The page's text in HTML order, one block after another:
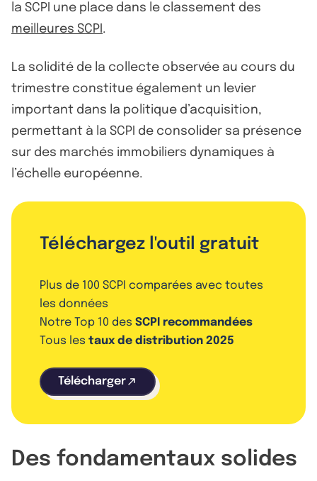
la SCPI une place dans le classement des
meilleures SCPI .
La solidité de la collecte observée au cours du
trimestre constitue également un levier
important dans la politique d’acquisition,
permettant à la SCPI de consolider sa présence
sur des marchés immobiliers dynamiques à
l’échelle européenne.
Téléchargez l'outil gratuit
Plus de 100 SCPI comparées avec toutes
les données
Notre Top 10 des SCPI recommandées
Tous les taux de distribution 2025
Télécharger
Des fondamentaux solides